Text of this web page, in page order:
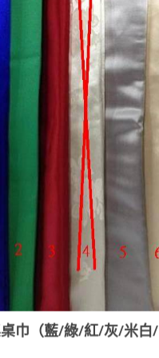
巾（藍/綠/紅/灰/米白/